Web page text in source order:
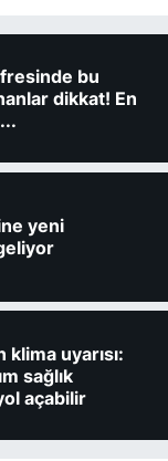
bu
dikkat! En
yeni
uyarısı:
sağlık
açabilir